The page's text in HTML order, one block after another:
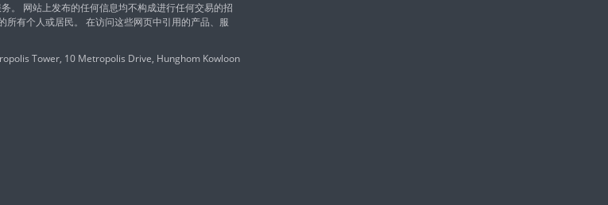
。 网站上发布的任何信息均不构成进行任何交易的招
有个人或居民。 在访问这些网页中引用的产品、服
Tower, 10 Metropolis Drive, Hunghom Kowloon